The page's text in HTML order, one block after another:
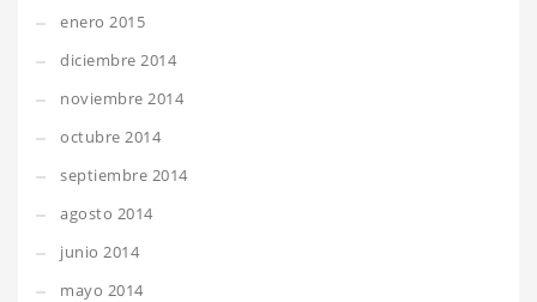
enero 2015
diciembre 2014
noviembre 2014
octubre 2014
septiembre 2014
agosto 2014
junio 2014
mayo 2014